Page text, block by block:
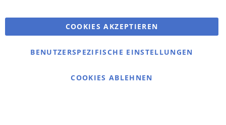
Bestellungen und Rücksendungen
Kontaktieren Sie uns
Cookie Einstellungen
COOKIES AKZEPTIEREN
BENUTZERSPEZIFISCHE EINSTELLUNGEN
COOKIES ABLEHNEN